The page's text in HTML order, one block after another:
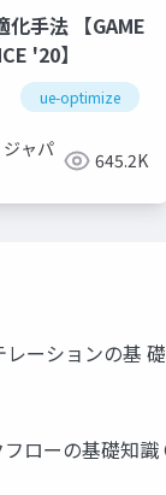
手法 【GAME
'20】
ue-optimize
ャパ
645.2K
ーションの
ローの基礎知